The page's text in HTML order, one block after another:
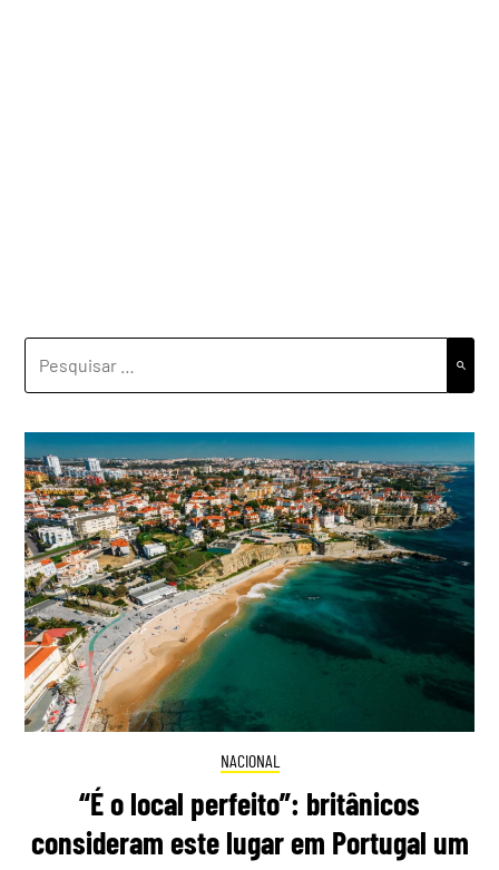
NACIONAL
“É o local perfeito”: britânicos
consideram este lugar em Portugal um